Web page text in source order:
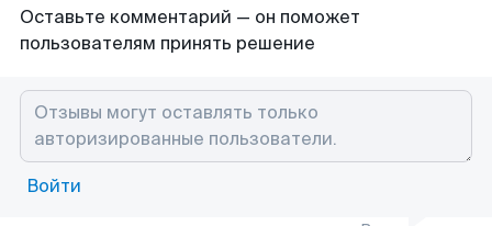
Оставьте комментарий — он поможет
пользователям принять решение
Войти